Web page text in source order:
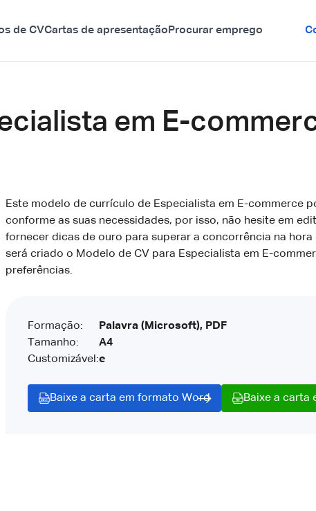
de CVCartas de apresentação Procurar emprego
em E-
Este modelo de currículo de Especialista em E-commerce
conforme as suas necessidades, por isso, não hesite em
fornecer dicas de ouro para superar a concorrência na
será criado o Modelo de CV para Especialista em E-
preferências.
Formação:
Tamanho:
Customizável:
Palavra (Microsoft), PDF
A4
e
Baixe a carta em formato Word Baixe a carta